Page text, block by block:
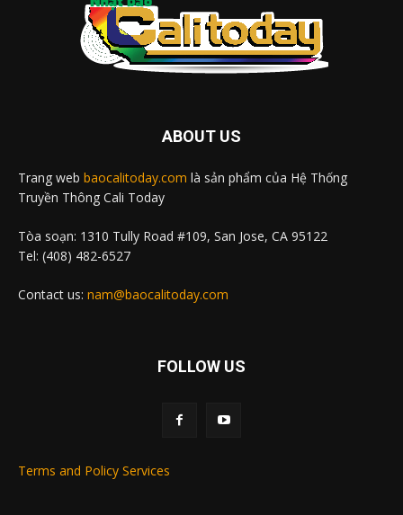
ABOUT US
Trang web baocalitoday.com là sản phẩm của Hệ Thống
Truyền Thông Cali Today
Tòa soạn: 1310 Tully Road #109, San Jose, CA 95122
Tel: (408) 482-6527
Contact us: nam@baocalitoday.com
FOLLOW US
Terms and Policy Services